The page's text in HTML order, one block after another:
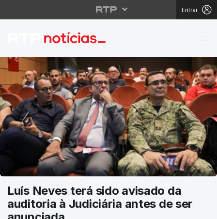
Entrar
RTP Notícias
Luís Neves terá sido avisado da
auditoria à Judiciária antes de ser